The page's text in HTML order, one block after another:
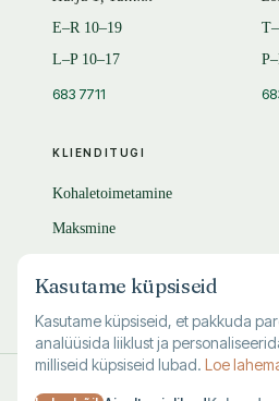
KLIENDITUGI
Kohaletoimetamine
Maksmine
KKK
E–R 10–19
L–P 10–17
683 7711
Kasutame küpsiseid
Kasutame küpsiseid, et pakkuda
analüüsida liiklust ja
milliseid küpsiseid lubad. Loe